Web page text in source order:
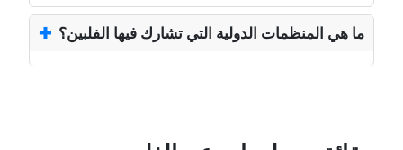
ما هي المنظمات الدولية التي تشارك فيها الفلبين؟